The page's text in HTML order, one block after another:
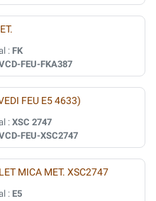
: FK
FEU-FKA387
FEU E5 4633)
: XSC 2747
FEU-XSC2747
MICA MET. XSC2747
: E5